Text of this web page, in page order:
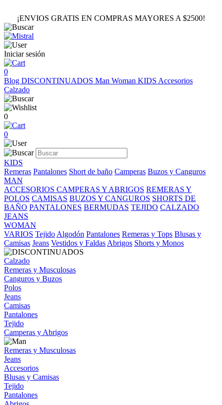
¡ENVIOS GRATIS EN COMPRAS MAYORES A $2500!
Iniciar sesión
0
Blog DISCONTINUADOS Man Woman KIDS Accesorios
Calzado
0
0
KIDS
Remeras Pantalones Short de baño Camperas Buzos y Canguros
MAN
ACCESORIOS CAMPERAS Y ABRIGOS REMERAS Y
POLOS CAMISAS BUZOS Y CANGUROS SHORTS DE
BAÑO PANTALONES BERMUDAS TEJIDO CALZADO
JEANS
WOMAN
VARIOS Tejido Algodón Pantalones Remeras y Tops Blusas y
Camisas Jeans Vestidos y Faldas Abrigos Shorts y Monos
Calzado
Remeras y Musculosas
Canguros y Buzos
Polos
Jeans
Camisas
Pantalones
Tejido
Camperas y Abrigos
Remeras y Musculosas
Jeans
Accesorios
Blusas y Camisas
Tejido
Pantalones